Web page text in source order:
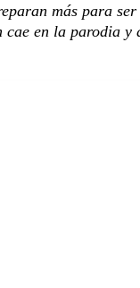
más para
en la parodia y